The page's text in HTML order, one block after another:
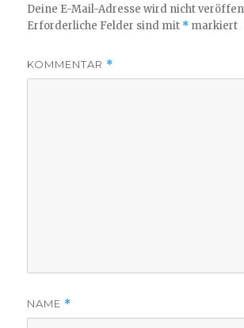
Deine E-Mail-Adresse wird nicht
Erforderliche Felder sind mit * markiert
KOMMENTAR *
NAME *